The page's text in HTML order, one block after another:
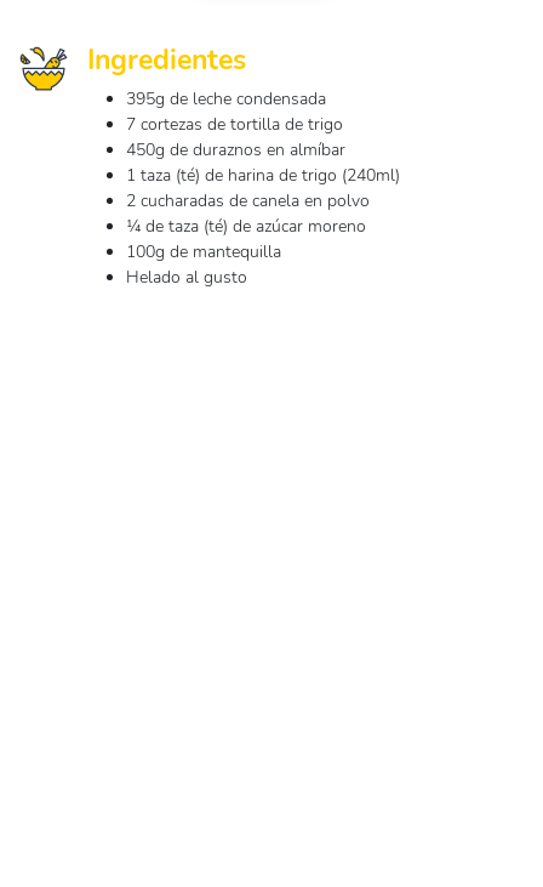
Ingredientes
395g de leche condensada
7 cortezas de tortilla de trigo
450g de duraznos en almíbar
1 taza (té) de harina de trigo (240ml)
2 cucharadas de canela en polvo
¼ de taza (té) de azúcar moreno
100g de mantequilla
Helado al gusto